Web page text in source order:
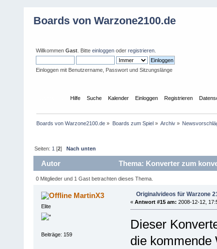
Boards von Warzone2100.de
Willkommen Gast . Bitte einloggen oder registrieren
Einloggen mit Benutzername, Passwort und Sitzungslänge
Hilfe Suche Kalender Einloggen Registrieren
Boards von Warzone2100.de » Boards zum Spiel» Archiv»
Seiten: 1 [2]Nach unten
Autor
Thema: Konverter zum
(Gelesen 157415 mal)
0 Mitglieder und 1 Gast betrachten dieses Thema.
MartinX3
Elite
Beiträge: 159
Originalvideos für Warzone
« Antwort #15 am: 2008-12-12,
Dieser
die kommende